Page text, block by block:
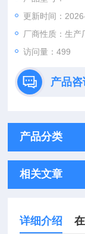
更新时间：
厂商性质：生产
访问量：499
产品咨
产品分类
相关文章
详细介绍